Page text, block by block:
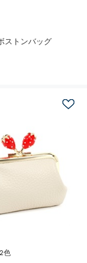
ストンバッグ
色